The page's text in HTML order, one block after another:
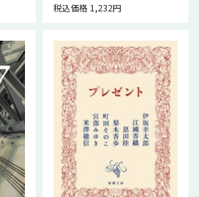
税込価格 1,232円